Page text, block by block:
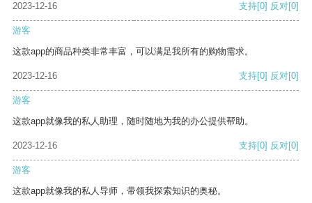
2023-12-16
支持[0] 反对[0]
游客
这款app的商品种类非常丰富，可以满足我所有的购物需求。
2023-12-16 支持[0] 反对[0]
游客
这款app就像我的私人助理，随时随地为我的办公提供帮助。
2023-12-16 支持[0] 反对[0]
游客
这款app就像我的私人导师，带领我探索知识的奥秘。